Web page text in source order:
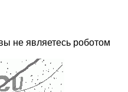
не являетесь роботом